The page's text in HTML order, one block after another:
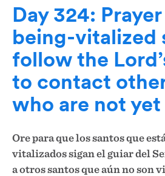
Day 324:
being-vitalized
follow the
to contact
who are not
Ore para que los santos que
vitalizados sigan el guiar del
a otros santos que aún no son